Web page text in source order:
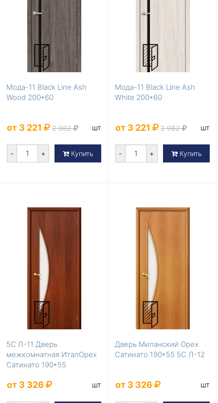
Мода-11 Black Line Ash
Wood 200*60
от 3 221 2 982 шт
- + Купить
Мода-11 Black Line Ash
White 200*60
от 3 221 2 982 шт
- + Купить
5С Л-11 Дверь
межкомнатная ИталОрех
Сатинато 190*55
от 3 326 шт
Дверь Миланский Орех
Сатинато 190*55 5С Л-12
от 3 326 шт